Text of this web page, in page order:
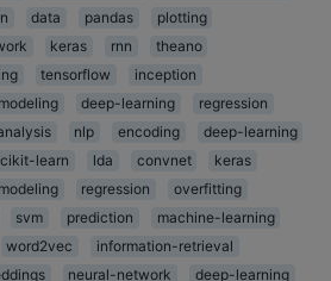
data pandas
plotting
keras rnn
theano
tensorflow
inception
deep-learning
regression
nlp encoding
deep-learning
learn lda convnet
keras
regression
overfitting
svm prediction
machine-learning
word2vec
information-retrieval
neural-network
deep-learning